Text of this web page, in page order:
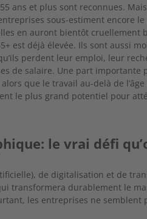
ans et plus sont reconnues.
sous-estiment encore
en auront bientôt cruellement
est déjà élevée. Ils sont aussi
perdent leur emploi, leur
de salaire. Une part importante
que le travail au-delà de l’âge
le plus grand potentiel pour
le vrai défi
de digitalisation et de
transformera durablement le
les entreprises ne semblent